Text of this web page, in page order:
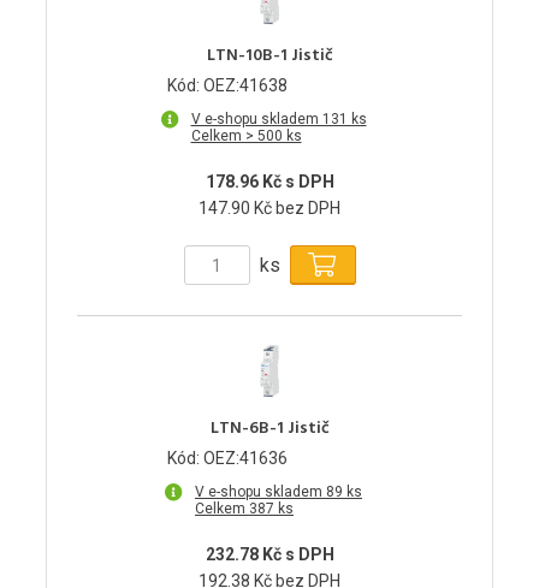
LTN-10B-1 Jistič
Kód: OEZ:41638
V e-shopu skladem 131 ks
Celkem > 500 ks
178.96 Kč s DPH
147.90 Kč bez DPH
ks
LTN-6B-1 Jistič
Kód: OEZ:41636
V e-shopu skladem 89 ks
Celkem 387 ks
232.78 Kč s DPH
192.38 Kč bez DPH